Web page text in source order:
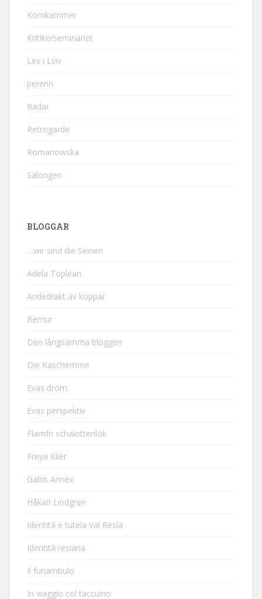
Kornkammer
Kritikerseminariet
Lev i Lviv
perenn
Radar
Retrogarde
Romanowska
Salongen
BLOGGAR
…wir sind die Seinen
Adela Toplean
Andedräkt av koppar
Bernur
Den långsamma bloggen
Die Kaschemme
Evas dröm
Evas perspektiv
Flarnfri schalottenlök
Freya Klier
Gabis Annex
Håkan Lindgren
Identità e tutela Val Resia
Identità resiana
Il funambulo
In viaggio col taccuino